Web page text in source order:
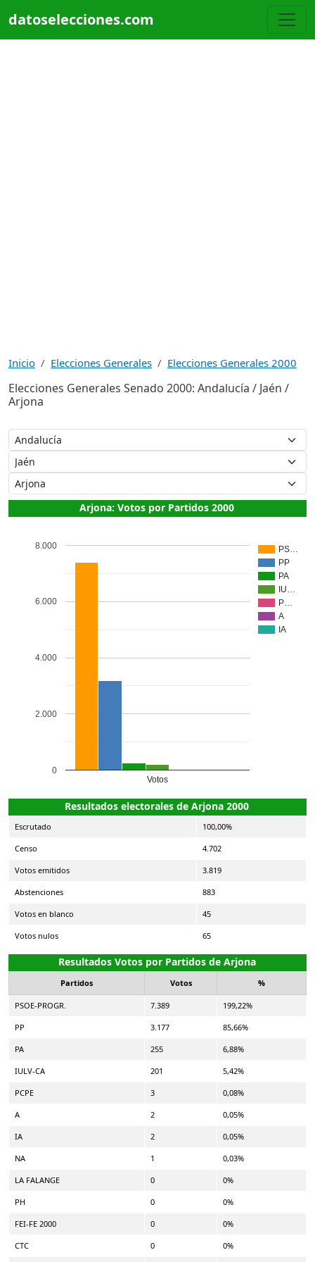
datoselecciones.com
Inicio Elecciones Generales Elecciones Generales 2000
Elecciones Generales Senado 2000: Andalucía / Jaén /
Arjona
Arjona: Votos por Partidos 2000
PS…
PP
PA
IU…
P…
A
IA
Votos
0
2.000
4.000
6.000
8.000
Resultados electorales de Arjona 2000
Escrutado 100,00%
Censo 4.702
Votos emitidos 3.819
Abstenciones 883
Votos en blanco 45
Votos nulos 65
Resultados Votos por Partidos de Arjona
Partidos Votos %
PSOE-PROGR. 7.389 199,22%
PP 3.177 85,66%
PA 255 6,88%
IULV-CA 201 5,42%
PCPE 3 0,08%
A 2 0,05%
IA 2 0,05%
NA 1 0,03%
LA FALANGE 0 0%
PH 0 0%
FEI-FE 2000 0 0%
CTC 0 0%